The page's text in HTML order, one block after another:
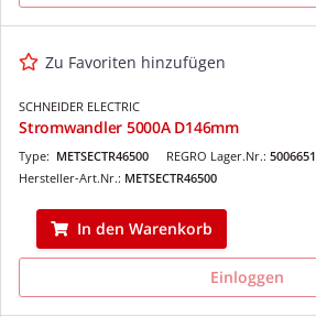
Zu Favoriten hinzufügen
SCHNEIDER ELECTRIC
Stromwandler 5000A D146mm
REGRO Lager.Nr.: 5006651
Type: METSECTR46500
Hersteller-Art.Nr.: METSECTR46500
In den Warenkorb
Einloggen